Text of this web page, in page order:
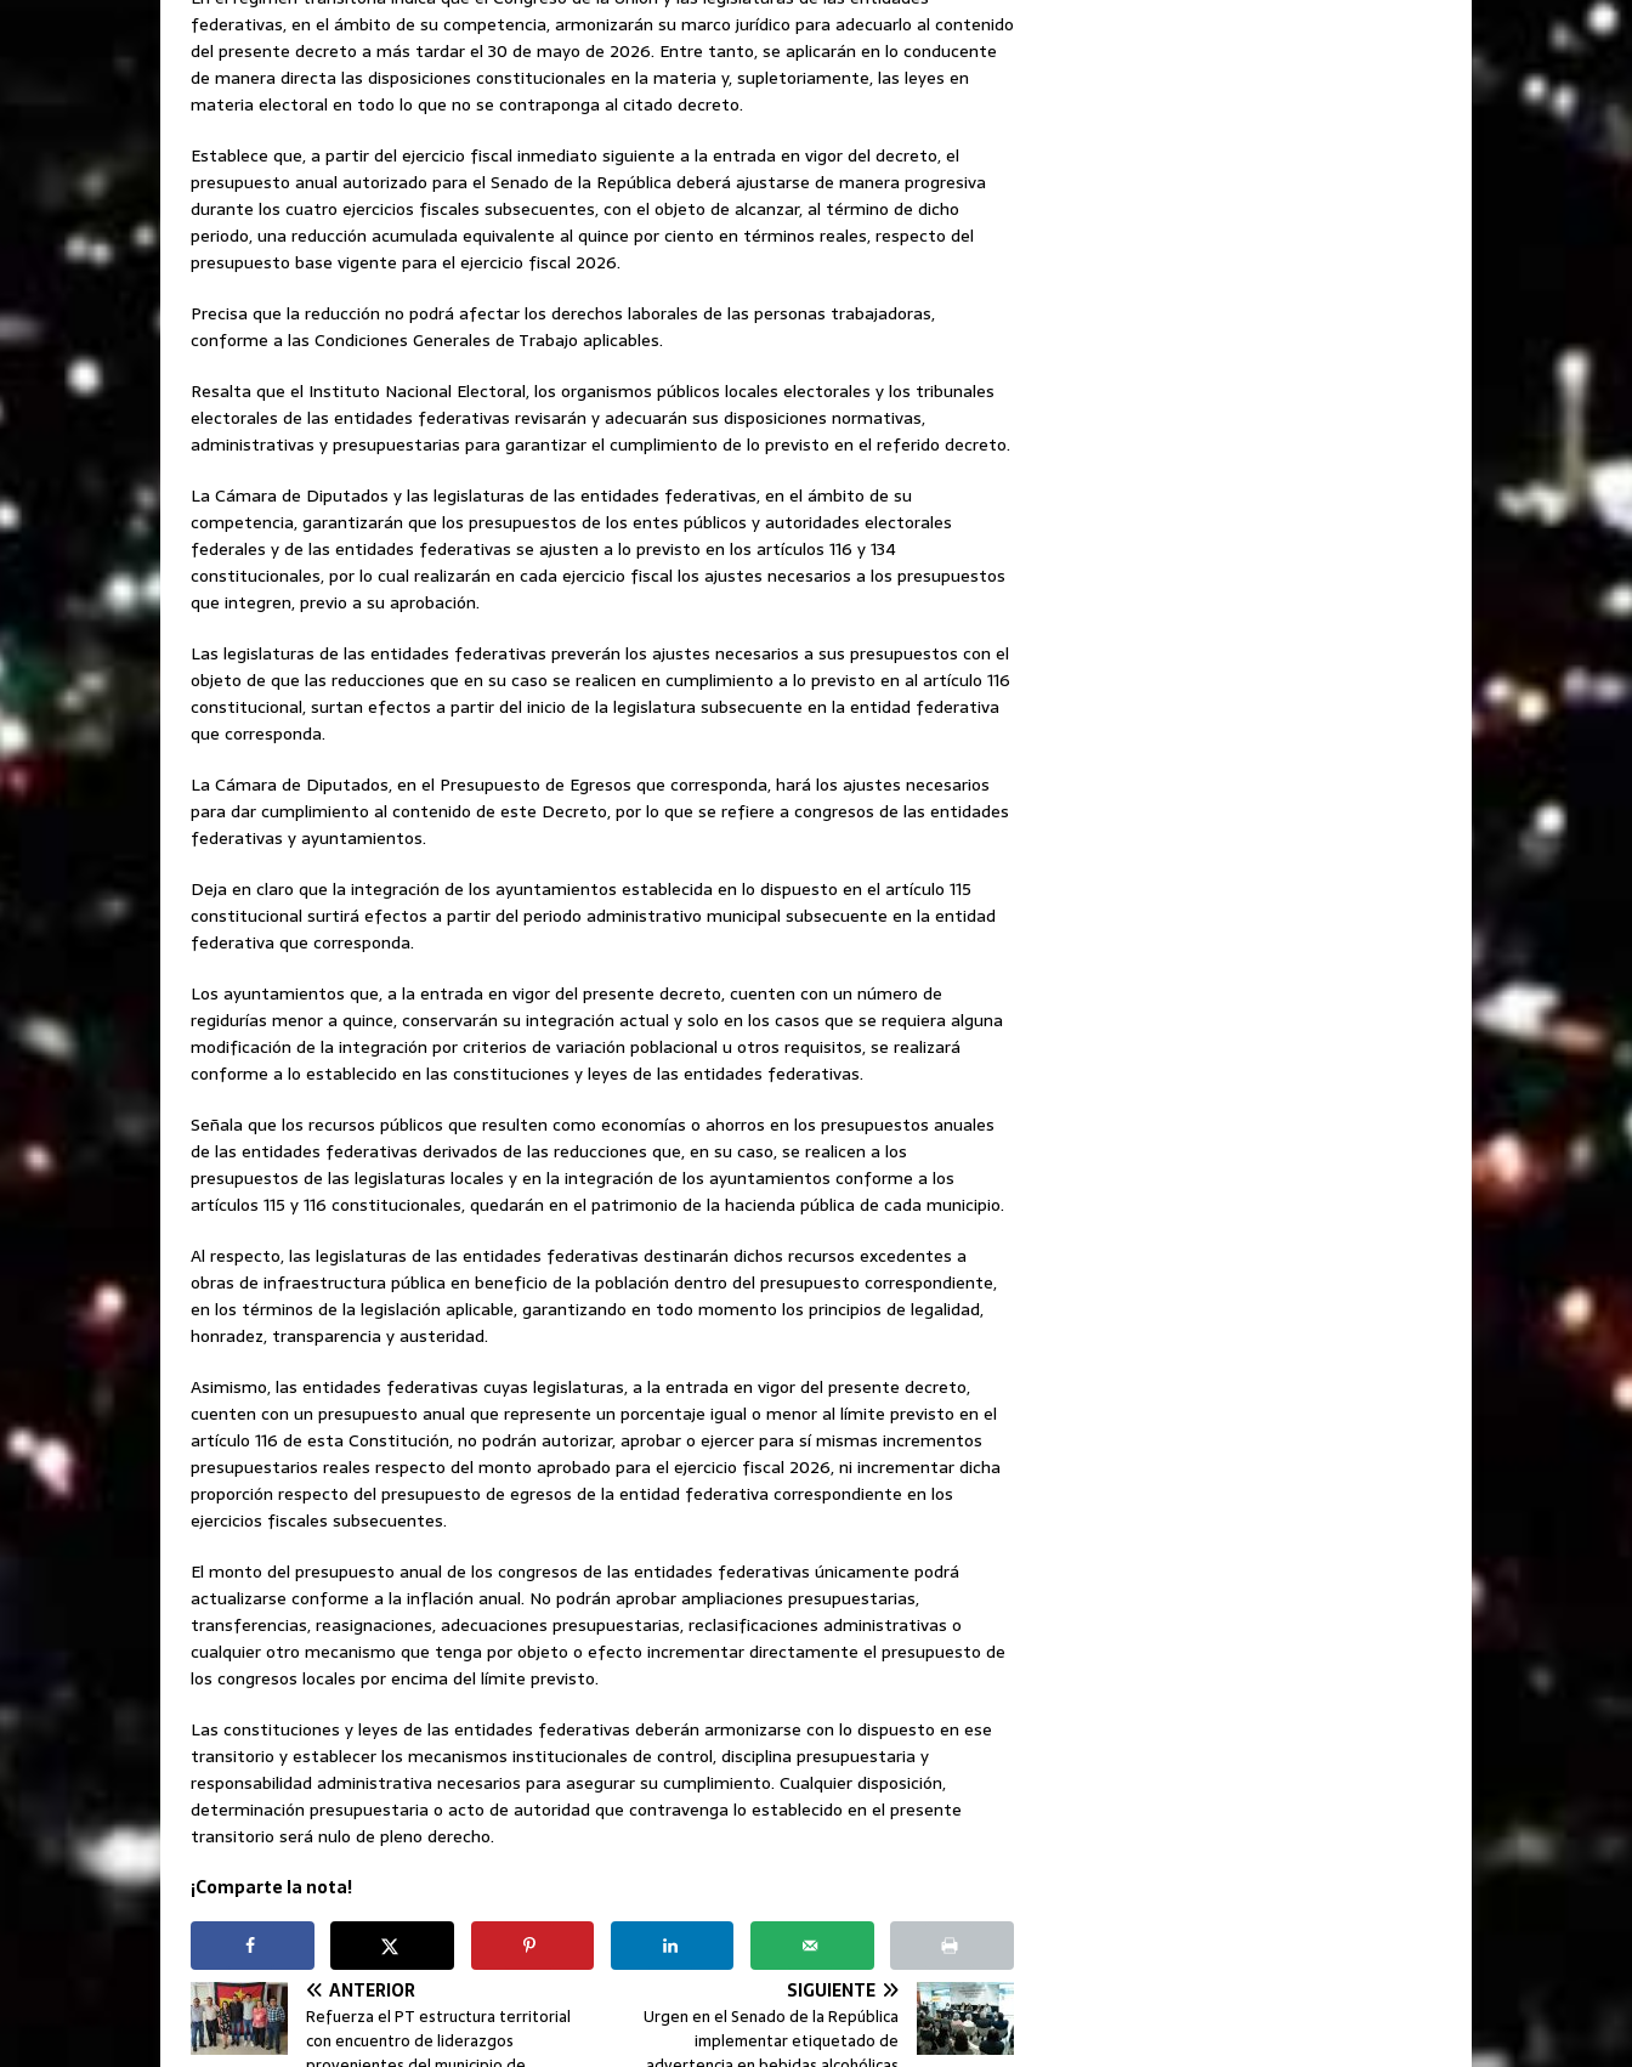
federativas, en el ámbito de su competencia, armonizarán su marco jurídico para adecuarlo al contenido
del presente decreto a más tardar el 30 de mayo de 2026. Entre tanto, se aplicarán en lo conducente
de manera directa las disposiciones constitucionales en la materia y, supletoriamente, las leyes en
materia electoral en todo lo que no se contraponga al citado decreto.
Establece que, a partir del ejercicio fiscal inmediato siguiente a la entrada en vigor del decreto, el
presupuesto anual autorizado para el Senado de la República deberá ajustarse de manera progresiva
durante los cuatro ejercicios fiscales subsecuentes, con el objeto de alcanzar, al término de dicho
periodo, una reducción acumulada equivalente al quince por ciento en términos reales, respecto del
presupuesto base vigente para el ejercicio fiscal 2026.
Precisa que la reducción no podrá afectar los derechos laborales de las personas trabajadoras,
conforme a las Condiciones Generales de Trabajo aplicables.
Resalta que el Instituto Nacional Electoral, los organismos públicos locales electorales y los tribunales
electorales de las entidades federativas revisarán y adecuarán sus disposiciones normativas,
administrativas y presupuestarias para garantizar el cumplimiento de lo previsto en el referido decreto.
La Cámara de Diputados y las legislaturas de las entidades federativas, en el ámbito de su
competencia, garantizarán que los presupuestos de los entes públicos y autoridades electorales
federales y de las entidades federativas se ajusten a lo previsto en los artículos 116 y 134
constitucionales, por lo cual realizarán en cada ejercicio fiscal los ajustes necesarios a los presupuestos
que integren, previo a su aprobación.
Las legislaturas de las entidades federativas preverán los ajustes necesarios a sus presupuestos con el
objeto de que las reducciones que en su caso se realicen en cumplimiento a lo previsto en al artículo 116
constitucional, surtan efectos a partir del inicio de la legislatura subsecuente en la entidad federativa
que corresponda.
La Cámara de Diputados, en el Presupuesto de Egresos que corresponda, hará los ajustes necesarios
para dar cumplimiento al contenido de este Decreto, por lo que se refiere a congresos de las entidades
federativas y ayuntamientos.
Deja en claro que la integración de los ayuntamientos establecida en lo dispuesto en el artículo 115
constitucional surtirá efectos a partir del periodo administrativo municipal subsecuente en la entidad
federativa que corresponda.
Los ayuntamientos que, a la entrada en vigor del presente decreto, cuenten con un número de
regidurías menor a quince, conservarán su integración actual y solo en los casos que se requiera alguna
modificación de la integración por criterios de variación poblacional u otros requisitos, se realizará
conforme a lo establecido en las constituciones y leyes de las entidades federativas.
Señala que los recursos públicos que resulten como economías o ahorros en los presupuestos anuales
de las entidades federativas derivados de las reducciones que, en su caso, se realicen a los
presupuestos de las legislaturas locales y en la integración de los ayuntamientos conforme a los
artículos 115 y 116 constitucionales, quedarán en el patrimonio de la hacienda pública de cada municipio.
Al respecto, las legislaturas de las entidades federativas destinarán dichos recursos excedentes a
obras de infraestructura pública en beneficio de la población dentro del presupuesto correspondiente,
en los términos de la legislación aplicable, garantizando en todo momento los principios de legalidad,
honradez, transparencia y austeridad.
Asimismo, las entidades federativas cuyas legislaturas, a la entrada en vigor del presente decreto,
cuenten con un presupuesto anual que represente un porcentaje igual o menor al límite previsto en el
artículo 116 de esta Constitución, no podrán autorizar, aprobar o ejercer para sí mismas incrementos
presupuestarios reales respecto del monto aprobado para el ejercicio fiscal 2026, ni incrementar dicha
proporción respecto del presupuesto de egresos de la entidad federativa correspondiente en los
ejercicios fiscales subsecuentes.
El monto del presupuesto anual de los congresos de las entidades federativas únicamente podrá
actualizarse conforme a la inflación anual. No podrán aprobar ampliaciones presupuestarias,
transferencias, reasignaciones, adecuaciones presupuestarias, reclasificaciones administrativas o
cualquier otro mecanismo que tenga por objeto o efecto incrementar directamente el presupuesto de
los congresos locales por encima del límite previsto.
Las constituciones y leyes de las entidades federativas deberán armonizarse con lo dispuesto en ese
transitorio y establecer los mecanismos institucionales de control, disciplina presupuestaria y
responsabilidad administrativa necesarios para asegurar su cumplimiento. Cualquier disposición,
determinación presupuestaria o acto de autoridad que contravenga lo establecido en el presente
transitorio será nulo de pleno derecho.
¡Comparte la nota!
ANTERIOR
Refuerza el PT estructura territorial
con encuentro de liderazgos
SIGUIENTE
Urgen en el Senado de la República
implementar etiquetado de